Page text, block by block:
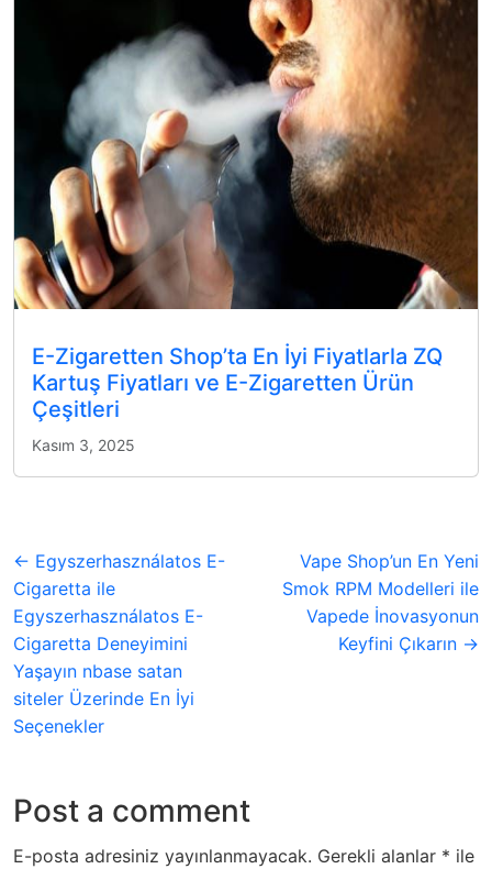
E-Zigaretten Shop’ta En İyi Fiyatlarla ZQ
Kartuş Fiyatları ve E-Zigaretten Ürün
Çeşitleri
Kasım 3, 2025
← Egyszerhasználatos E-
Cigaretta ile
Egyszerhasználatos E-
Cigaretta Deneyimini
Yaşayın nbase satan
siteler Üzerinde En İyi
Seçenekler
Vape Shop’un En Yeni
Smok RPM Modelleri ile
Vapede İnovasyonun
Keyfini Çıkarın →
Post a comment
E-posta adresiniz yayınlanmayacak. Gerekli alanlar * ile